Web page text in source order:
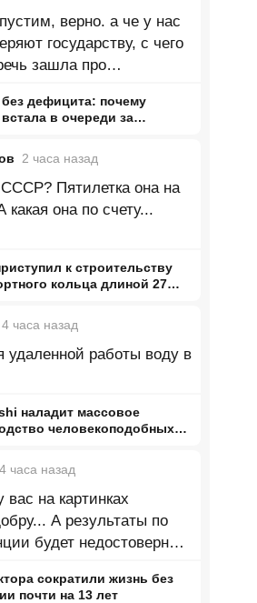
верно. а че у нас
государству, с чего
зашла про
дефицита: почему
в очереди за
2 часа назад
Пятилетка она на
какая она по счету...
к строительству
кольца длиной 27
4 часа назад
удаленной работы воду в
наладит массовое
человекоподобных
4 часа назад
вас на картинках
А результаты по
будет недостоверны
сократили жизнь без
почти на 13 лет